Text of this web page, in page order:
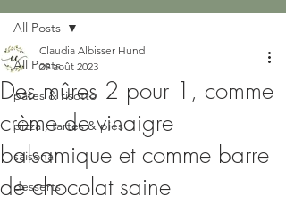
All Posts
pâtes & risotto
pizza , tartes & pies
saisonal
desserts
All Posts
Des mûres 2 pour 1, comme
crème de vinaigre
balsamique et comme barre
de chocolat saine
Claudia Albisser Hund
29 août 2023